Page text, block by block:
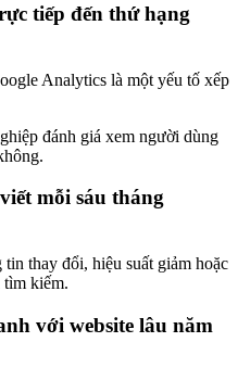
tiếp đến thứ hạng
Analytics là một yếu tố xếp
đánh giá xem người dùng
mỗi sáu tháng
thay đổi, hiệu suất giảm hoặc
tìm kiếm.
với website lâu năm